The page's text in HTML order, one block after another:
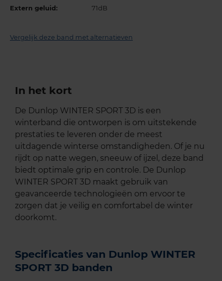
Extern geluid: 71dB
Vergelijk deze band met alternatieven
In het kort
De Dunlop WINTER SPORT 3D is een
winterband die ontworpen is om uitstekende
prestaties te leveren onder de meest
uitdagende winterse omstandigheden. Of je nu
rijdt op natte wegen, sneeuw of ijzel, deze band
biedt optimale grip en controle. De Dunlop
WINTER SPORT 3D maakt gebruik van
geavanceerde technologieën om ervoor te
zorgen dat je veilig en comfortabel de winter
doorkomt.
Specificaties van Dunlop WINTER
SPORT 3D banden